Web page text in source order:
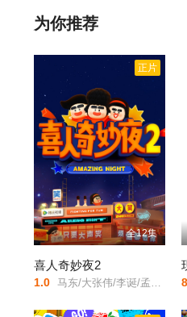
20260118（三）
20260118（四）
20260120普拉斯
20260125（一）
20260125（二）
2026127普拉斯
20260201（三）
为你推荐
正片
全12集
喜人奇妙夜2
1.0 马东/大张伟/李诞/孟子义/胡先煦/张若昀/刘旸/吕严/土豆/王天放/滕哲/蒋龙/张弛/左凌峰/